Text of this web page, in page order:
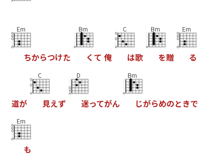
Em
ちからつけた
Bm
く て 俺
C
は歌
Bm
を贈
Em
る
道が
C
見えず
D
迷ってがん
Bm
じがらめのときで
Em
も